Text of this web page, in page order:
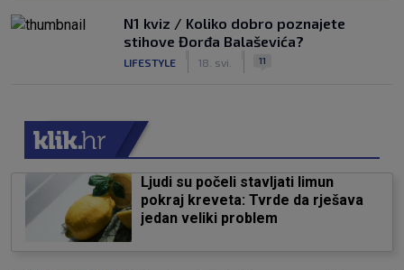
N1 kviz / Koliko dobro poznajete
stihove Đorđa Balaševića?
LIFESTYLE 18. svi. 11
Ljudi su počeli stavljati limun
pokraj kreveta: Tvrde da rješava
jedan veliki problem